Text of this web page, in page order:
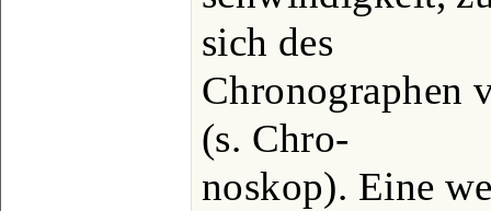
sich des
Chronographen
(s. Chro-
noskop). Eine